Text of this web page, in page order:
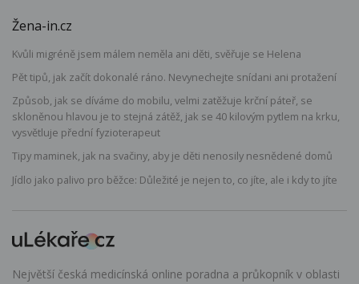
Žena-in.cz
Kvůli migréně jsem málem neměla ani děti, svěřuje se Helena
Pět tipů, jak začít dokonalé ráno. Nevynechejte snídani ani protažení
Způsob, jak se díváme do mobilu, velmi zatěžuje krční páteř, se
skloněnou hlavou je to stejná zátěž, jak se 40 kilovým pytlem na krku,
vysvětluje přední fyzioterapeut
Tipy maminek, jak na svačiny, aby je děti nenosily nesnědené domů
Jídlo jako palivo pro běžce: Důležité je nejen to, co jíte, ale i kdy to jíte
Největší česká medicínská online poradna a průkopník v oblasti